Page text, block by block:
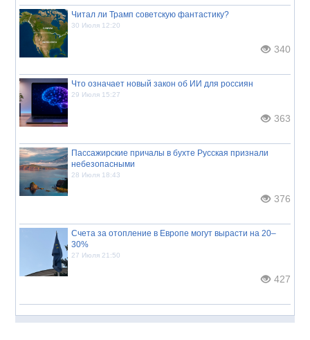
Читал ли Трамп советскую фантастику?
30 Июля 12:20
340
Что означает новый закон об ИИ для россиян
29 Июля 15:27
363
Пассажирские причалы в бухте Русская признали
небезопасными
28 Июля 18:43
376
Счета за отопление в Европе могут вырасти на 20–
30%
27 Июля 21:50
427